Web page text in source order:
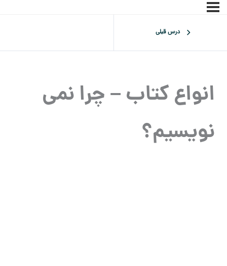
درس قبلی
انواع کتاب – چرا نمی
نویسیم؟